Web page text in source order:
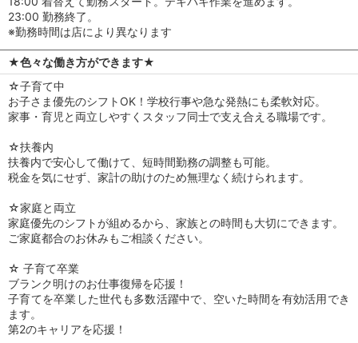
23:00 勤務終了。
※勤務時間は店により異なります
★色々な働き方ができます★
☆子育て中
お子さま優先のシフトOK！学校行事や急な発熱にも柔軟対応。
家事・育児と両立しやすくスタッフ同士で支え合える職場です。
☆扶養内
扶養内で安心して働けて、短時間勤務の調整も可能。
税金を気にせず、家計の助けのため無理なく続けられます。
☆家庭と両立
家庭優先のシフトが組めるから、家族との時間も大切にできます。
ご家庭都合のお休みもご相談ください。
☆ 子育て卒業
ブランク明けのお仕事復帰を応援！
子育てを卒業した世代も多数活躍中で、空いた時間を有効活用でき
ます。
第2のキャリアを応援！